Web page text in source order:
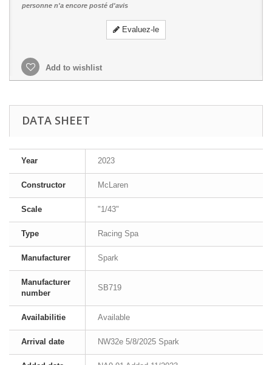
personne n'a encore posté d'avis
Evaluez-le
Add to wishlist
DATA SHEET
Year 2023
Constructor McLaren
Scale "1/43"
Type Racing Spa
Manufacturer Spark
Manufacturer
number
SB719
Availabilitie Available
Arrival date NW32e 5/8/2025 Spark